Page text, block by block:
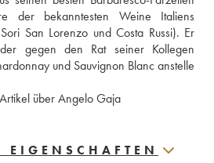
der bekanntesten Weine Italiens
San Lorenzo und Costa Russi). Er
gegen den Rat seiner Kollegen
und Sauvignon Blanc anstelle
über Angelo Gaja
EIGENSCHAFTEN